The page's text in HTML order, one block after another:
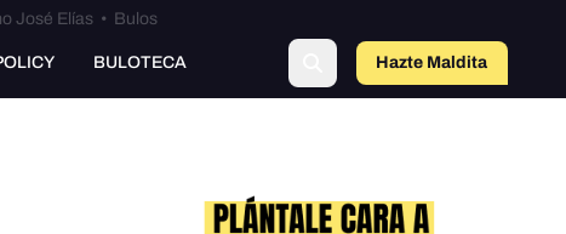
José Elías• Bulos
BULOTECA Hazte Maldito
a